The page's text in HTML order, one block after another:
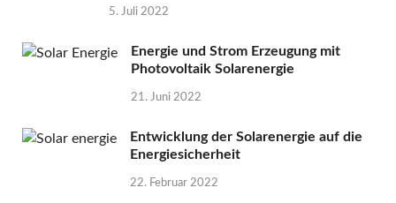
5. Juli 2022
Energie und Strom Erzeugung mit
Photovoltaik Solarenergie
21. Juni 2022
Entwicklung der Solarenergie auf die
Energiesicherheit
22. Februar 2022